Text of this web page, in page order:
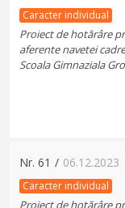
Caracter individual
Proiect de hotărâre
aferente navetei
Scoala Gimnaziala
Nr. 61 / 06.12.2023
Caracter individual
Proiect de hotărâre